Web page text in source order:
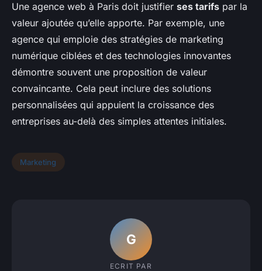
Une agence web à Paris doit justifier ses tarifs par la
valeur ajoutée qu’elle apporte. Par exemple, une
agence qui emploie des stratégies de marketing
numérique ciblées et des technologies innovantes
démontre souvent une proposition de valeur
convaincante. Cela peut inclure des solutions
personnalisées qui appuient la croissance des
entreprises au-delà des simples attentes initiales.
Marketing
G
ECRIT PAR